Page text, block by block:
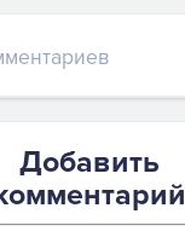
Добавить